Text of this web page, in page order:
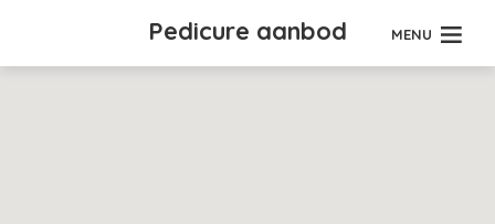
Pedicure aanbod MENU